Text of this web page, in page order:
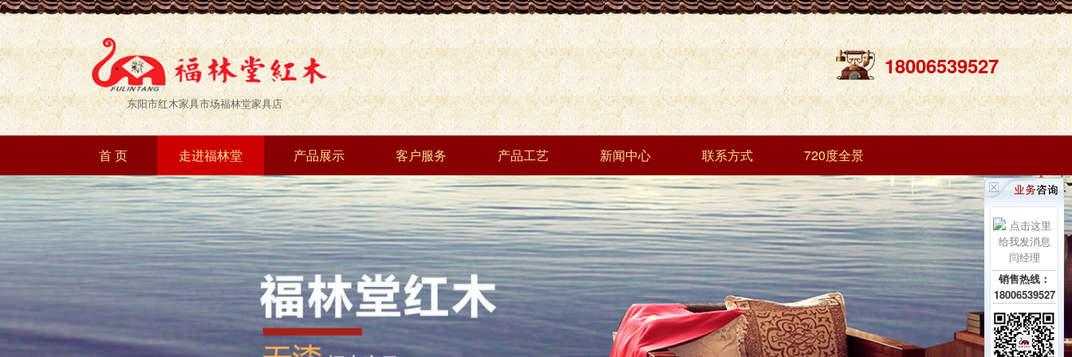
东阳市红木家具市场福林堂家具店
18006539527
首 页 走进福林堂 产品展示 客户服务 产品工艺 新闻中心 联系方式 720度全景
闫经理
销售热线：
18006539527